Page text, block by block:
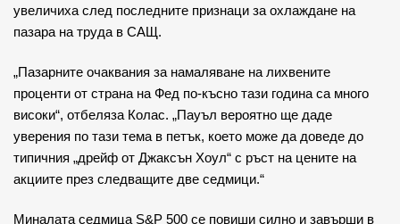
увеличиха след последните признаци за охлаждане на
пазара на труда в САЩ.
„Пазарните очаквания за намаляване на лихвените
проценти от страна на Фед по-късно тази година са много
високи“, отбеляза Колас. „Пауъл вероятно ще даде
уверения по тази тема в петък, което може да доведе до
типичния „дрейф от Джаксън Хоул“ с ръст на цените на
акциите през следващите две седмици.“
Миналата седмица S&P 500 се повиши силно и завърши в